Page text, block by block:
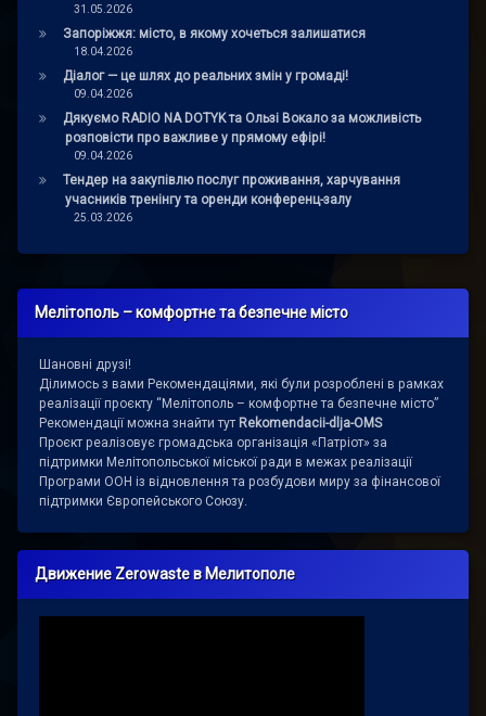
31.05.2026
Запоріжжя: місто, в якому хочеться залишатися
18.04.2026
Діалог — це шлях до реальних змін у громаді!
09.04.2026
Дякуємо RADIO NA DOTYK та Ользі Вокало за можливість
розповісти про важливе у прямому ефірі!
09.04.2026
Тендер на закупівлю послуг проживання, харчування
учасників тренінгу та оренди конференц-залу
25.03.2026
Мелітополь – комфортне та безпечне місто
Шановні друзі!
Ділимось з вами Рекомендаціями, які були розроблені в рамках
реалізації проєкту “Мелітополь – комфортне та безпечне місто”
Рекомендації можна знайти тут Rekomendacii-dlja-OMS
Проєкт реалізовує громадська організація «Патріот» за
підтримки Мелітопольської міської ради в межах реалізації
Програми ООН із відновлення та розбудови миру за фінансової
підтримки Європейського Союзу.
Движение Zerowaste в Мелитополе